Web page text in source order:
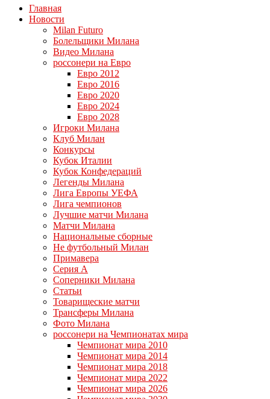
Главная
Новости
Milan Futuro
Болельщики Милана
Видео Милана
россонери на Евро
Евро 2012
Евро 2016
Евро 2020
Евро 2024
Евро 2028
Игроки Милана
Клуб Милан
Конкурсы
Кубок Италии
Кубок Конфедераций
Легенды Милана
Лига Европы УЕФА
Лига чемпионов
Лучшие матчи Милана
Матчи Милана
Национальные сборные
Не футбольный Милан
Примавера
Серия А
Соперники Милана
Статьи
Товарищеские матчи
Трансферы Милана
Фото Милана
россонери на Чемпионатах мира
Чемпионат мира 2010
Чемпионат мира 2014
Чемпионат мира 2018
Чемпионат мира 2022
Чемпионат мира 2026